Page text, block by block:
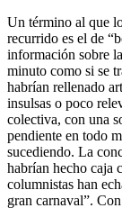
Un término al que
recurrido es el de
información sobre
minuto como si se
habrían rellenado
insulsas o poco
colectiva, con una
pendiente en todo
sucediendo. La
habrían hecho caja
columnistas han
gran carnaval”.